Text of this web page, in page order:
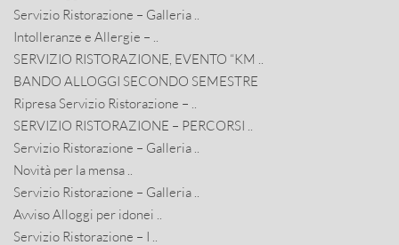
Servizio Ristorazione – Galleria ..
Intolleranze e Allergie – ..
SERVIZIO RISTORAZIONE, EVENTO “KM ..
BANDO ALLOGGI SECONDO SEMESTRE
Ripresa Servizio Ristorazione – ..
SERVIZIO RISTORAZIONE – PERCORSI ..
Servizio Ristorazione – Galleria ..
Novità per la mensa ..
Servizio Ristorazione – Galleria ..
Avviso Alloggi per idonei ..
Servizio Ristorazione – I ..